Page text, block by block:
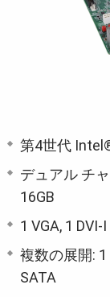
第4世代
デュアル チ
16GB
1 VGA, 1 DVI-I
複数の展開: 1
SATA